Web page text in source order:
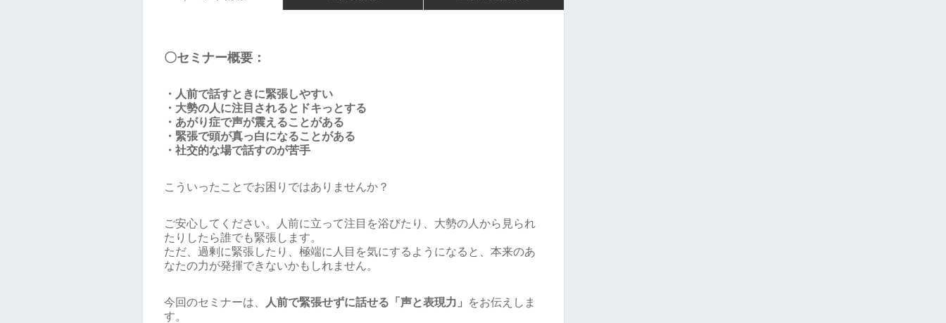
〇セミナー概要：
・人前で話すときに緊張しやすい
・大勢の人に注目されるとドキっとする
・あがり症で声が震えることがある
・緊張で頭が真っ白になることがある
・社交的な場で話すのが苦手
こういったことでお困りではありませんか？
ご安心してください。人前に立って注目を浴びたり、大勢の人から見られ
たりしたら誰でも緊張します。
ただ、過剰に緊張したり、極端に人目を気にするようになると、本来のあ
なたの力が発揮できないかもしれません。
今回のセミナーは、 人前で緊張せずに話せる「声と表現力」
をお伝えしま
す。